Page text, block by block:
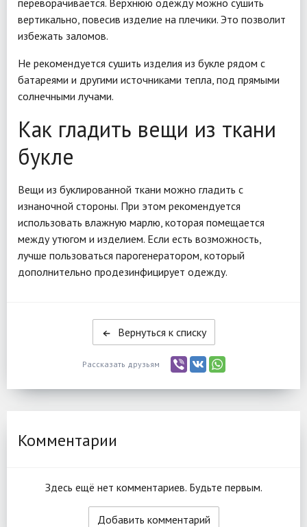
переворачивается. Верхнюю одежду можно сушить
вертикально, повесив изделие на плечики. Это позволит
избежать заломов.
Не рекомендуется сушить изделия из букле рядом с
батареями и другими источниками тепла, под прямыми
солнечными лучами.
Как гладить вещи из ткани
букле
Вещи из буклированной ткани можно гладить с
изнаночной стороны. При этом рекомендуется
использовать влажную марлю, которая помещается
между утюгом и изделием. Если есть возможность,
лучше пользоваться парогенератором, который
дополнительно продезинфицирует одежду.
Вернуться к списку
Рассказать друзьям
Комментарии
Здесь ещё нет комментариев. Будьте первым.
Добавить комментарий